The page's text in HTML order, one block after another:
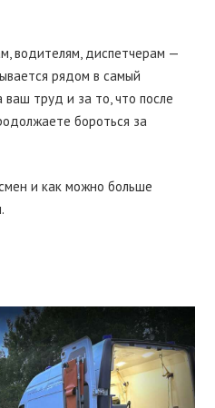
водителям, диспетчерам —
рядом в самый
труд и за то, что после
бороться за
и как можно больше